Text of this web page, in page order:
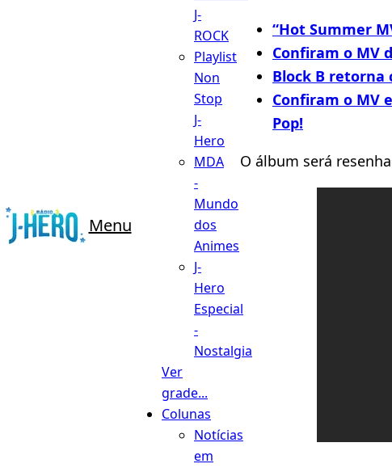
Menu
J-
ROCK
Playlist
Non
Stop
J-
Hero
MDA
-
Mundo
dos
Animes
J-
Hero
Especial
-
Nostalgia
Ver
grade...
Colunas
Notícias
em
“Hot Summer
Confiram o MV
Block B retorna
Confiram o MV
Pop!
O álbum será